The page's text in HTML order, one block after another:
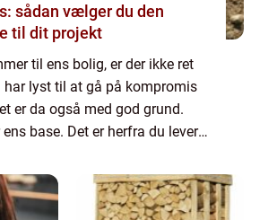
sådan vælger du den
til dit projekt
til ens bolig, er der ikke ret
har lyst til at gå på kompromis
er da også med god grund.
base. Det er herfra du lever